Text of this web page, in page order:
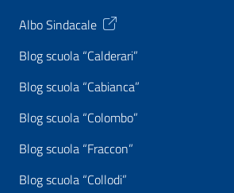
Albo Sindacale
Blog scuola “Calderari”
Blog scuola “Cabianca”
Blog scuola “Colombo”
Blog scuola “Fraccon”
Blog scuola “Collodi”